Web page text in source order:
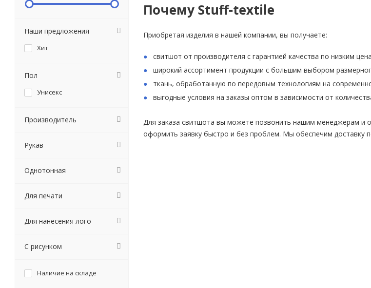
Почему Stuff-textile
Приобретая изделия в нашей компании, вы получаете:
свитшот от производителя с гарантией качества по низким
широкий ассортимент продукции с большим выбором
ткань, обработанную по передовым технологиям на
выгодные условия на заказы оптом в зависимости от
Для заказа свитшота вы можете позвонить нашим менеджерам и
оформить заявку быстро и без проблем. Мы обеспечим доставку
Наши предложения
Хит
Пол
Унисекс
Производитель
Рукав
Однотонная
Для печати
Для нанесения лого
С рисунком
Наличие на складе